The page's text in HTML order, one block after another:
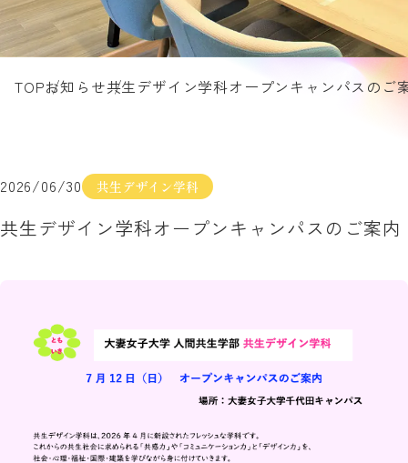
TOPお知らせ共生デザイン学科オープンキャンパスのご
2026/06/30 共生デザイン学科
共生デザイン学科オープンキャンパスのご案内